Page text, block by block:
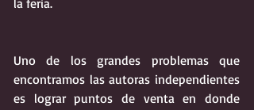
Uno de los grandes problemas que
encontramos las autoras independientes
es lograr puntos de venta en donde